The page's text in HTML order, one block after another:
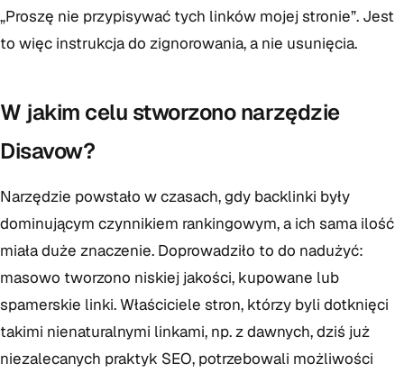
„Proszę nie przypisywać tych linków mojej stronie”. Jest
to więc instrukcja do zignorowania, a nie usunięcia.
W jakim celu stworzono narzędzie
Disavow?
Narzędzie powstało w czasach, gdy backlinki były
dominującym czynnikiem rankingowym, a ich sama ilość
miała duże znaczenie. Doprowadziło to do nadużyć:
masowo tworzono niskiej jakości, kupowane lub
spamerskie linki. Właściciele stron, którzy byli dotknięci
takimi nienaturalnymi linkami, np. z dawnych, dziś już
niezalecanych praktyk SEO, potrzebowali możliwości